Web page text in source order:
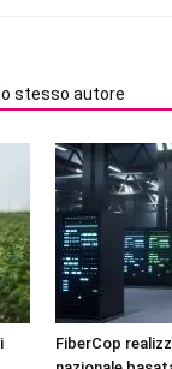
stesso autore
FiberCop